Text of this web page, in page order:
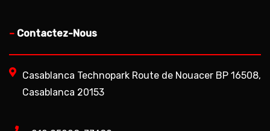
– Contactez-Nous
Casablanca Technopark Route de Nouacer BP 16508,
Casablanca 20153